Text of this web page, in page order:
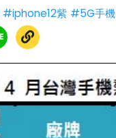
#iphone12紫 #5G手機